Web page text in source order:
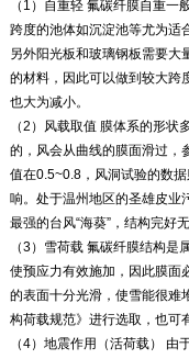
（1）自重轻 氟碳纤膜自重
跨度的池体如沉淀池等尤为适
另外阳光板和玻璃钢板需要大
的材料，因此可以做到较大跨
也大为减小。
（2）风载取值 膜体系的形
的，风会从曲线的膜面滑过，
值在0.5~0.8，风洞试验的数
响。处于温州地区的圣雄皮业
最强的台风“海葵”，结构完好
（3）雪荷载 氟碳纤膜结构
使预应力有效施加，因此膜面
的表面十分光滑，使雪能很难
构荷载规范》进行选取，也可
（4）地震作用（活荷载）